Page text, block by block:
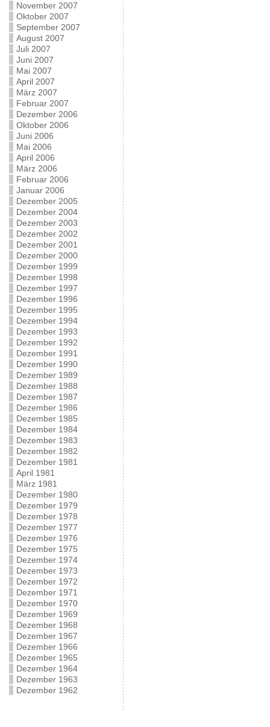
November 2007
Oktober 2007
September 2007
August 2007
Juli 2007
Juni 2007
Mai 2007
April 2007
März 2007
Februar 2007
Dezember 2006
Oktober 2006
Juni 2006
Mai 2006
April 2006
März 2006
Februar 2006
Januar 2006
Dezember 2005
Dezember 2004
Dezember 2003
Dezember 2002
Dezember 2001
Dezember 2000
Dezember 1999
Dezember 1998
Dezember 1997
Dezember 1996
Dezember 1995
Dezember 1994
Dezember 1993
Dezember 1992
Dezember 1991
Dezember 1990
Dezember 1989
Dezember 1988
Dezember 1987
Dezember 1986
Dezember 1985
Dezember 1984
Dezember 1983
Dezember 1982
Dezember 1981
April 1981
März 1981
Dezember 1980
Dezember 1979
Dezember 1978
Dezember 1977
Dezember 1976
Dezember 1975
Dezember 1974
Dezember 1973
Dezember 1972
Dezember 1971
Dezember 1970
Dezember 1969
Dezember 1968
Dezember 1967
Dezember 1966
Dezember 1965
Dezember 1964
Dezember 1963
Dezember 1962